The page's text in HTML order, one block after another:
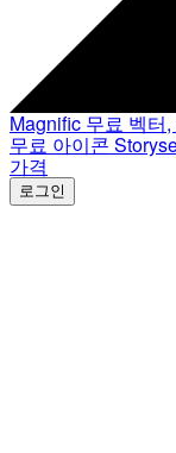
Magnific 무료 벡터
무료 아이콘
가격
로그인